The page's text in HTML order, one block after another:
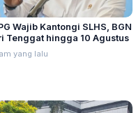
Wajib Kantongi SLHS, BGN
Tenggat hingga 10 Agustus
yang lalu